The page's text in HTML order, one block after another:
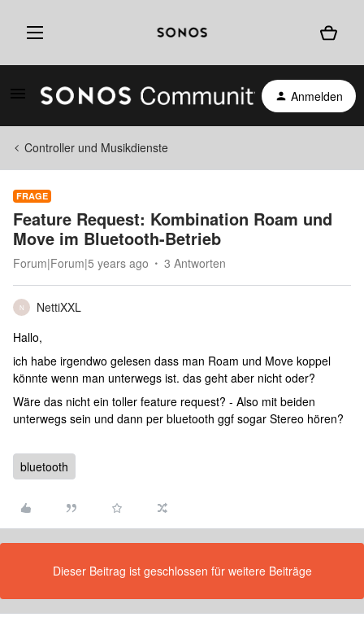
Anmelden
Controller und Musikdienste
FRAGE
Feature Request: Kombination Roam und
Move im Bluetooth-Betrieb
Forum|Forum|5 years ago 3 Antworten
N
NettiXXL
Hallo,
ich habe irgendwo gelesen dass man Roam und Move koppel
könnte wenn man unterwegs ist. das geht aber nicht oder?
Wäre das nicht ein toller feature request? - Also mit beiden
unterwegs sein und dann per bluetooth ggf sogar Stereo hören?
bluetooth
Dieser Beitrag ist geschlossen für weitere Beiträge